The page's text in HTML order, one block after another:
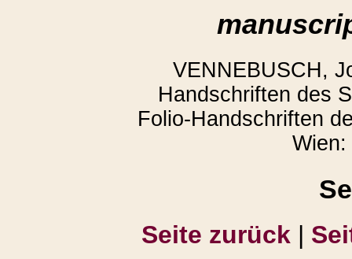
VENNEBUSCH,
Handschriften des
Folio-Handschriften
Wien:
Seite zurück |